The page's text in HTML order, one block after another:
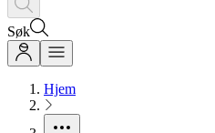
Søk
Hjem